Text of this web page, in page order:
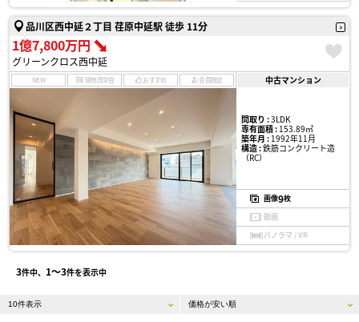
品川区西中延２丁目 荏原中延駅 徒歩 11分
1億7,800万円
グリーンクロス西中延
NEW 現地見学会 おすすめ 会員限定 中古マンション
間取り :3LDK
専有面積 :153.89㎡
築年月 :1992年11月
構造 :鉄筋コンクリート造
（RC）
画像9枚
動画
パノラマ / VR
3件中、 1〜3件を表示中